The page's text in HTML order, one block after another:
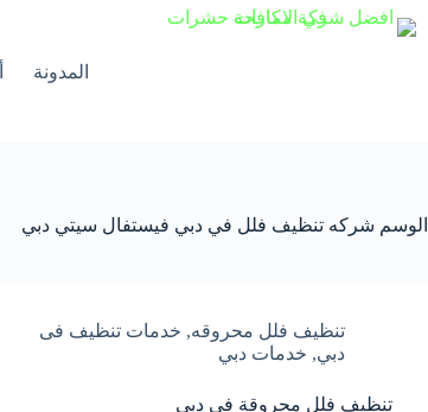
التجاوز
إلى
المدونة
الوسم شركه تنظيف فلل في دبي فيستفال سيتي دبي
تنظيف فلل محروقه, خدمات تنظيف فى
دبي, خدمات دبي
تنظيف فلل محروقة في دبي